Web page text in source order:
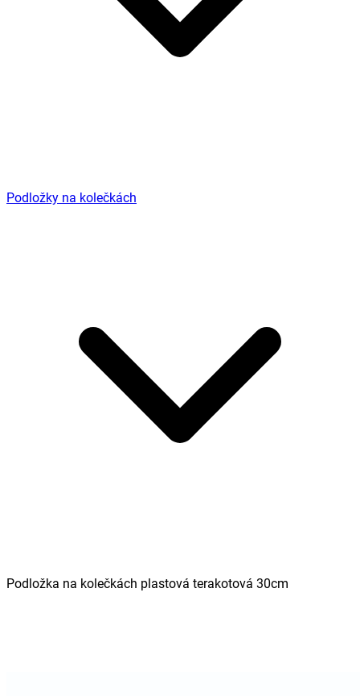
Podložky na kolečkách
Podložka na kolečkách plastová terakotová 30cm